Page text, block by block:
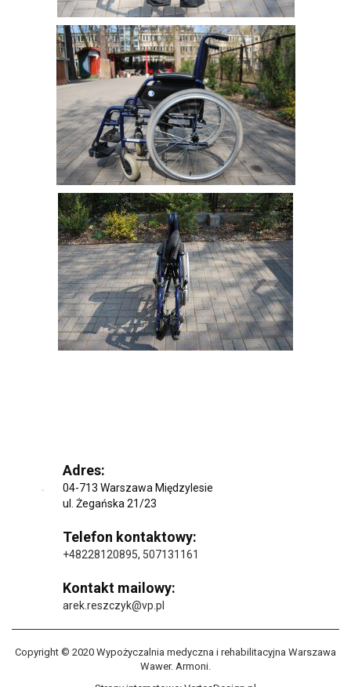
Adres:
04-713 Warszawa Międzylesie
ul. Żegańska 21/23
Telefon kontaktowy:
+48228120895, 507131161
Kontakt mailowy:
arek.reszczyk@vp.pl
Copyright © 2020 Wypożyczalnia medyczna i rehabilitacyjna Warszawa
Wawer. Armoni.